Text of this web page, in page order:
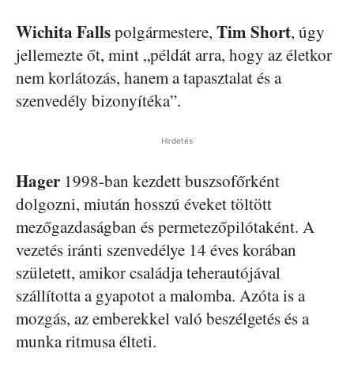
Wichita Fallspolgármestere, Tim Short, úgy
jellemezte őt, mint „példát arra, hogy az életkor
nem korlátozás, hanem a tapasztalat és a
szenvedély bizonyítéka”.
Hirdetés
Hager 1998-ban kezdett buszsofőrként
dolgozni, miután hosszú éveket töltött
mezőgazdaságban és permetezőpilótaként. A
vezetés iránti szenvedélye 14 éves korában
született, amikor családja teherautójával
szállította a gyapotot a malomba. Azóta is a
mozgás, az emberekkel való beszélgetés és a
munka ritmusa élteti.